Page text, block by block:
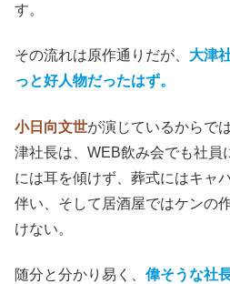
す。
その流れは原作通りだが、 大津
っと好人物だったはず。
小日向文世が演じているからで
津社長は、WEB飲み会でも社員
には耳を傾けず、葬式にはキャ
伴い、そして居酒屋ではケンの
けない。
随分と分かり易く、 偉そうな社